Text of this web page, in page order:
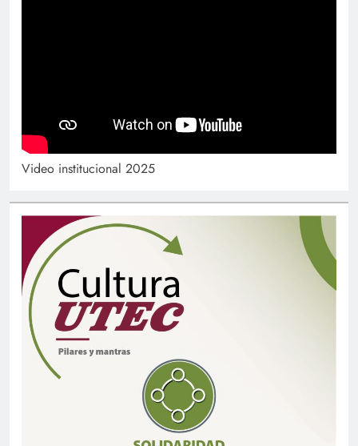
Video institucional 2025